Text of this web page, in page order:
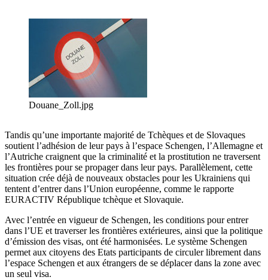
Douane_Zoll.jpg
Tandis qu’une importante majorité de Tchèques et de Slovaques
soutient l’adhésion de leur pays à l’espace Schengen, l’Allemagne et
l’Autriche craignent que la criminalité et la prostitution ne traversent
les frontières pour se propager dans leur pays. Parallèlement, cette
situation crée déjà de nouveaux obstacles pour les Ukrainiens qui
tentent d’entrer dans l’Union européenne, comme le rapporte
EURACTIV République tchèque et Slovaquie.
Avec l’entrée en vigueur de Schengen, les conditions pour entrer
dans l’UE et traverser les frontières extérieures, ainsi que la politique
d’émission des visas, ont été harmonisées. Le système Schengen
permet aux citoyens des Etats participants de circuler librement dans
l’espace Schengen et aux étrangers de se déplacer dans la zone avec
un seul visa.